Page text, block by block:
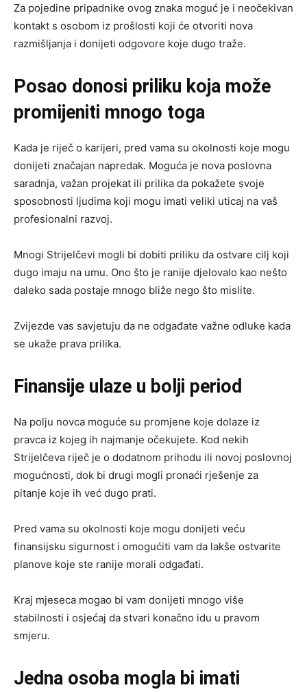
Za pojedine pripadnike ovog znaka moguć je i neočekivan
kontakt s osobom iz prošlosti koji će otvoriti nova
razmišljanja i donijeti odgovore koje dugo traže.
Posao donosi priliku koja može
promijeniti mnogo toga
Kada je riječ o karijeri, pred vama su okolnosti koje mogu
donijeti značajan napredak. Moguća je nova poslovna
saradnja, važan projekat ili prilika da pokažete svoje
sposobnosti ljudima koji mogu imati veliki uticaj na vaš
profesionalni razvoj.
Mnogi Strijelčevi mogli bi dobiti priliku da ostvare cilj koji
dugo imaju na umu. Ono što je ranije djelovalo kao nešto
daleko sada postaje mnogo bliže nego što mislite.
Zvijezde vas savjetuju da ne odgađate važne odluke kada
se ukaže prava prilika.
Finansije ulaze u bolji period
Na polju novca moguće su promjene koje dolaze iz
pravca iz kojeg ih najmanje očekujete. Kod nekih
Strijelčeva riječ je o dodatnom prihodu ili novoj poslovnoj
mogućnosti, dok bi drugi mogli pronaći rješenje za
pitanje koje ih već dugo prati.
Pred vama su okolnosti koje mogu donijeti veću
finansijsku sigurnost i omogućiti vam da lakše ostvarite
planove koje ste ranije morali odgađati.
Kraj mjeseca mogao bi vam donijeti mnogo više
stabilnosti i osjećaj da stvari konačno idu u pravom
smjeru.
Jedna osoba mogla bi imati